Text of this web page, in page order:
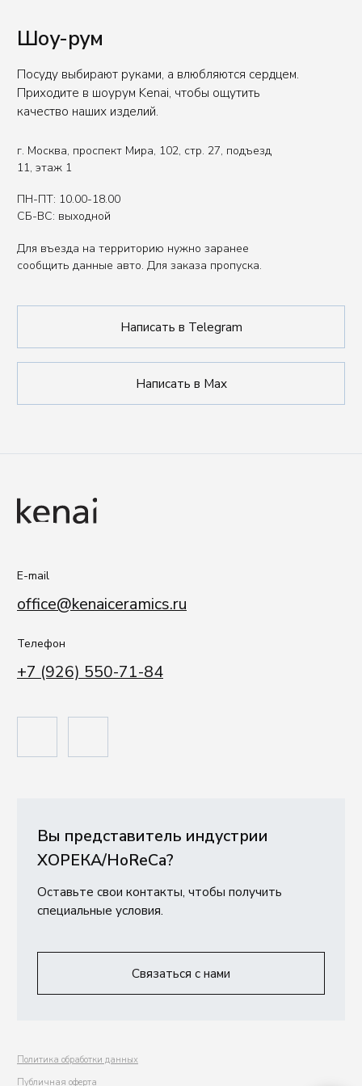
Вы представитель индустрии
ХОРЕКА/HoReCa?
Оставьте свои контакты, чтобы получить
ИП Сенкеева Лолита Аркадьевна
Публичная оферта